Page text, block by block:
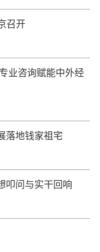
召开
业咨询赋能中外经
落地钱家祖宅
问与实干回响